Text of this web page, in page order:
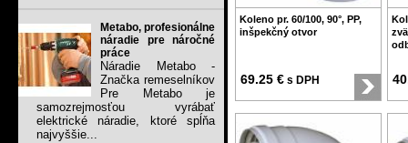
Metabo, profesionálne
náradie pre náročné
práce
Náradie Metabo -
Značka remeselníkov
Pre Metabo je
samozrejmosťou vyrábať
elektrické náradie, ktoré spĺňa
najvyššie...
Koleno pr. 60/100, 90°, PP,
inšpekčný otvor
69.25 € s DPH